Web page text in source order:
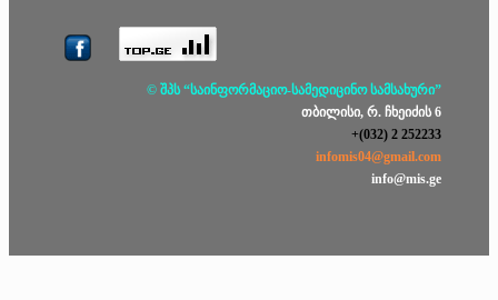
© შპს “საინფორმაციო-სამედიცინო სამსახური”
თბილისი, რ. ჩხეიძის 6
+(032) 2 252233
infomis04@gmail.com
info@mis.ge